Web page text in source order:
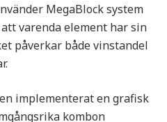
MegaBlock system
varenda element har sin
påverkar både vinstandel
implementerat en grafisk
kombon